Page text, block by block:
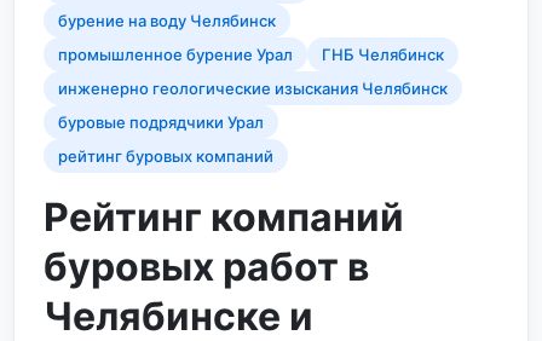
бурение на воду Челябинск
промышленное бурение Урал
ГНБ Челябинск
инженерно геологические изыскания Челябинск
буровые подрядчики Урал
рейтинг буровых компаний
Рейтинг компаний
буровых работ в
Челябинске и